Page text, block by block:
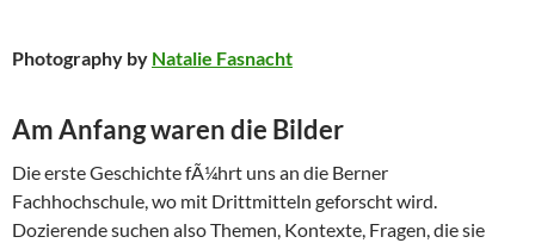
Photography by Natalie Fasnacht
Am Anfang waren die Bilder
Die erste Geschichte fÃ¼hrt uns an die Berner
Fachhochschule, wo mit Drittmitteln geforscht wird.
Dozierende suchen also Themen, Kontexte, Fragen, die sie